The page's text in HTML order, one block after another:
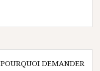
POURQUOI DEMANDER